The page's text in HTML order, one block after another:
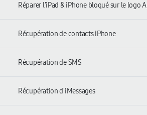
Réparer l'iPad & iPhone bloqué sur le logo
Récupération de contacts iPhone
Récupération de SMS
Récupération d'iMessages